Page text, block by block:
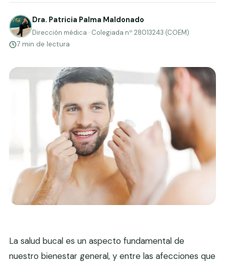
Dra. Patricia Palma Maldonado
Dirección médica · Colegiada nº 28013243 (COEM)
7 min de lectura
La salud bucal es un aspecto fundamental de
nuestro bienestar general, y entre las afecciones que